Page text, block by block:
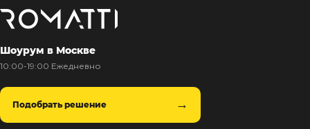
Шоурум в Москве
10:00-19:00 Ежедневно
Подобрать решение